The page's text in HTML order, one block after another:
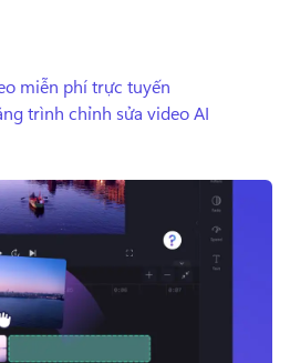
phí
miễn phí trực tuyến
trình chỉnh sửa video AI